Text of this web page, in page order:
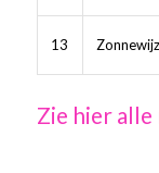
13
Zie hier